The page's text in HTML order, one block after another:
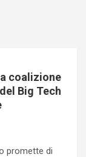
coalizione
Big Tech
promette di